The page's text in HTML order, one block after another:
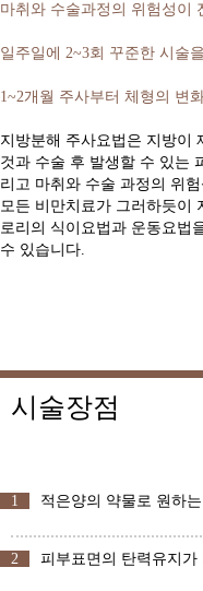
마취와 수술과정의 위험성이
일주일에 2~3회 꾸준한 시술
1~2개월 주사부터 체형의 변
지방분해 주사요법은 지방이
것과 수술 후 발생할 수 있는
리고 마취와 수술 과정의 위
모든 비만치료가 그러하듯이
로리의 식이요법과 운동요법
수 있습니다.
시술장점
1 적은양의 약물로 원하
2 피부표면의 탄력유지가